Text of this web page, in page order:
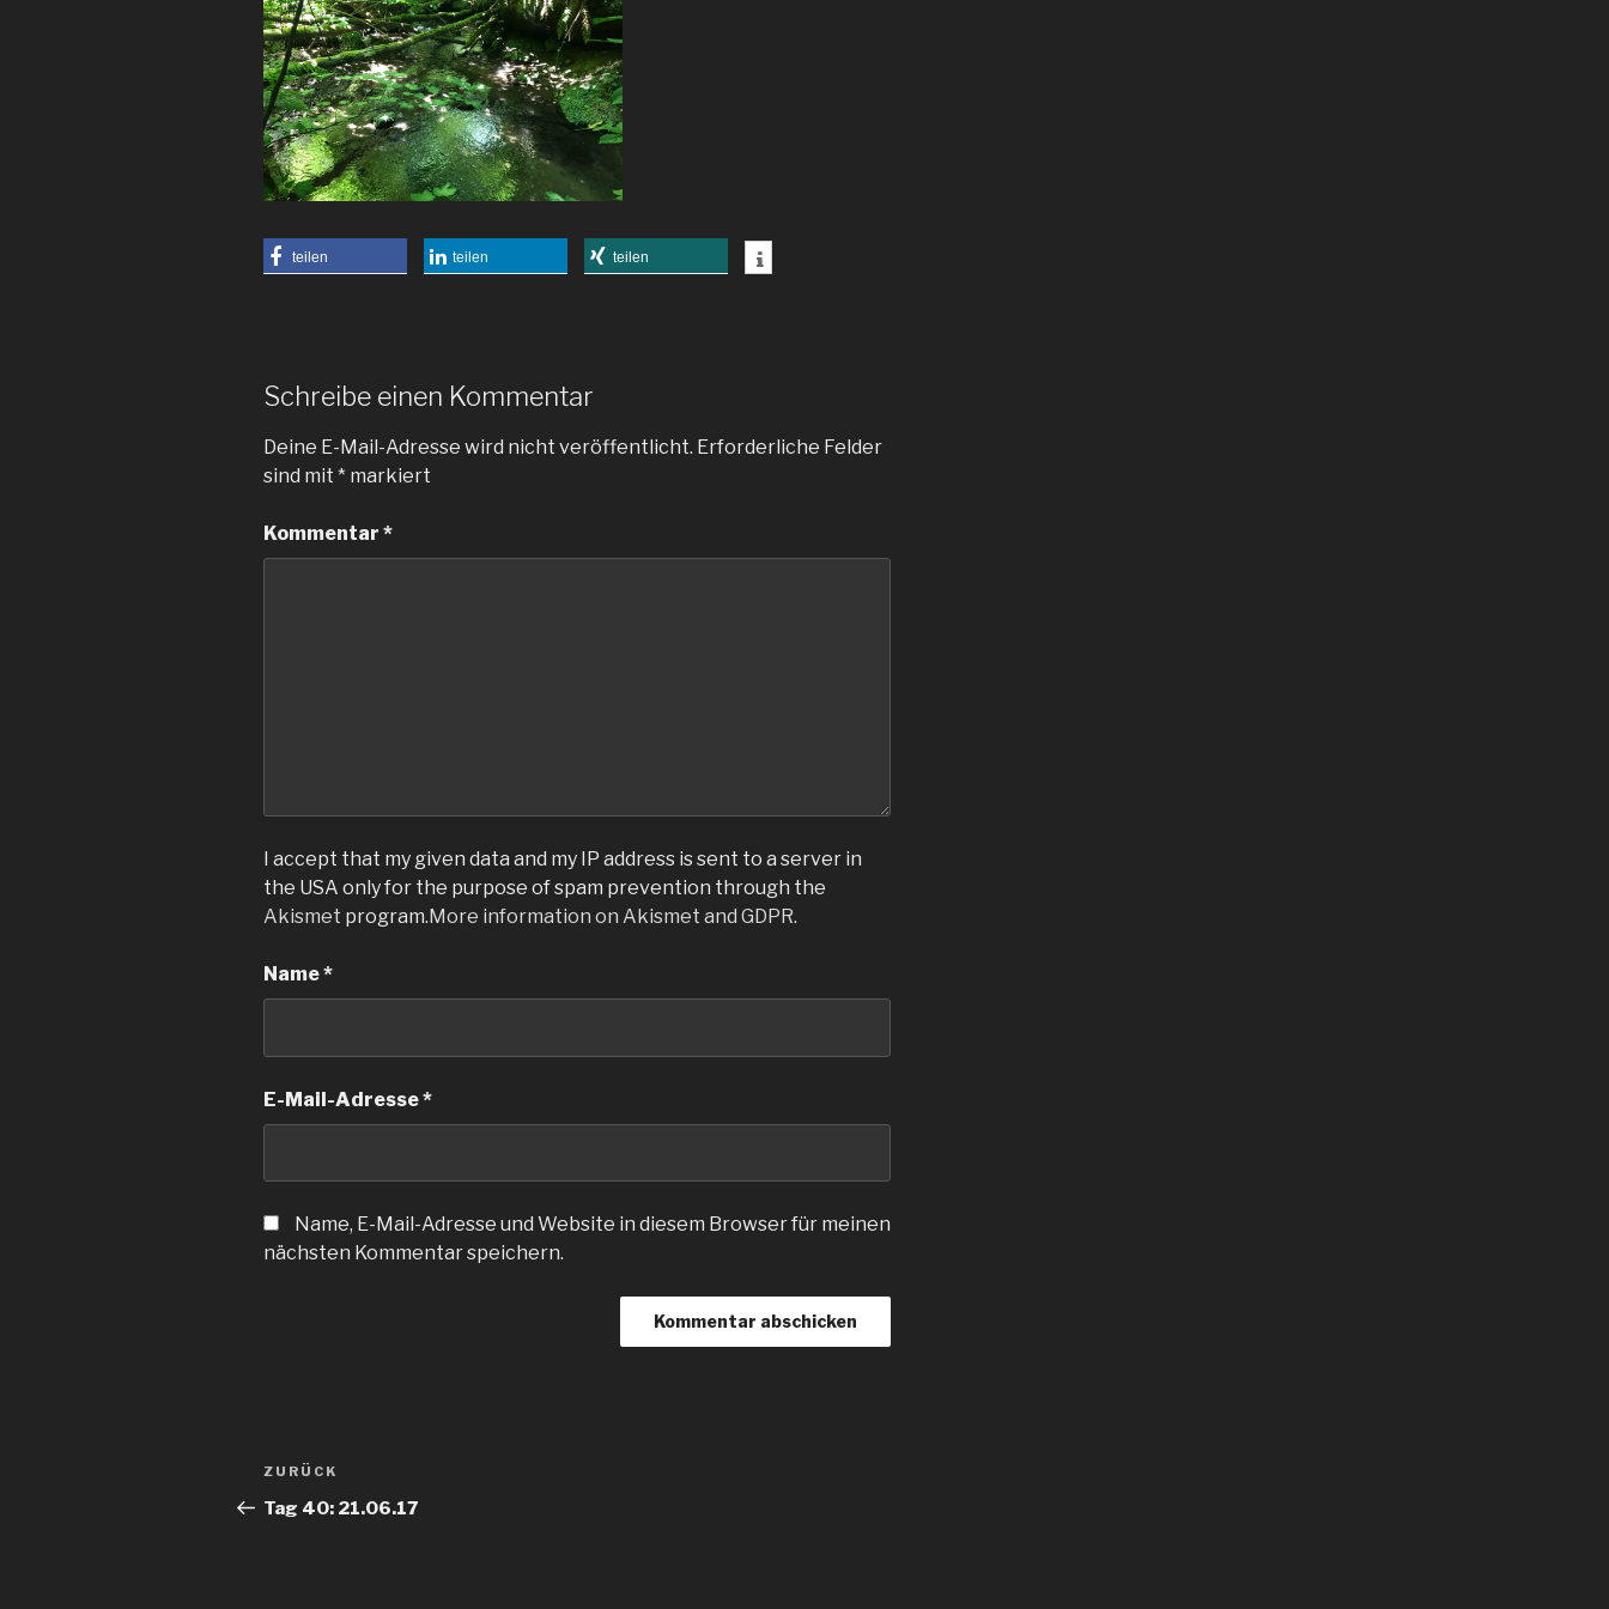
teilen teilen teilen
Schreibe einen Kommentar
Deine E-Mail-Adresse wird nicht veröffentlicht. Erforderliche Felder
sind mit * markiert
Kommentar *
I accept that my given data and my IP address is sent to a server in
the USA only for the purpose of spam prevention through the
Akismet program. More information on Akismet and GDPR.
Name*
E-Mail-Adresse*
Name, E-Mail-Adresse und Website in diesem Browser für meinen
nächsten Kommentar speichern.
Beitragsnavigation
Vorheriger
Beitrag
ZURÜCK
Tag 40: 21.06.17